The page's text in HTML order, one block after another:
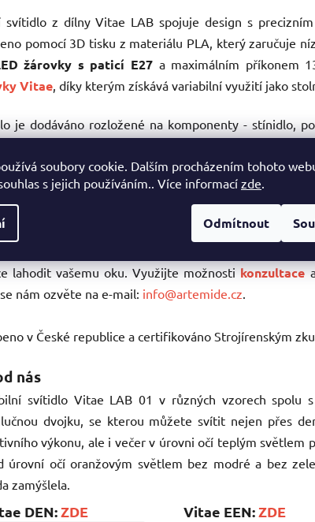
soubory cookie. Dalším procházením tohoto
s jejich používáním.. Více informacízde.
Odmítnout
svítidlo z dílny Vitae LAB spojuje design s
pomocí 3D tisku z materiálu PLA, který zaručuje
žárovky s paticí E27 a maximálním příkonem
Vitae, díky kterým získává variabilní využití jako
je dodáváno rozložené na komponenty - stínidlo,
, který umožňuje variabilní
40 cm od objímky.Žárovka není součástí
Vitae LAB umíme vyrobit svítidla na
vám stínidlo či podstavec v různých velikostech,
lahodit vašemu oku. Využijte možnostikonzultace
nám ozvěte na e-mail: info@artemide.cz.
v České republice a certifikováno Strojírenským
nás
svítidlo Vitae LAB 01 v různých vzorech spolu
dvojku, se kterou můžete svítit nejen přes
výkonu, ale i večer v úrovni očí teplým světlem
úrovní očí oranžovým světlem bez modré a bez
zamýšlela.
DEN:ZDE Vitae EEN:ZDE